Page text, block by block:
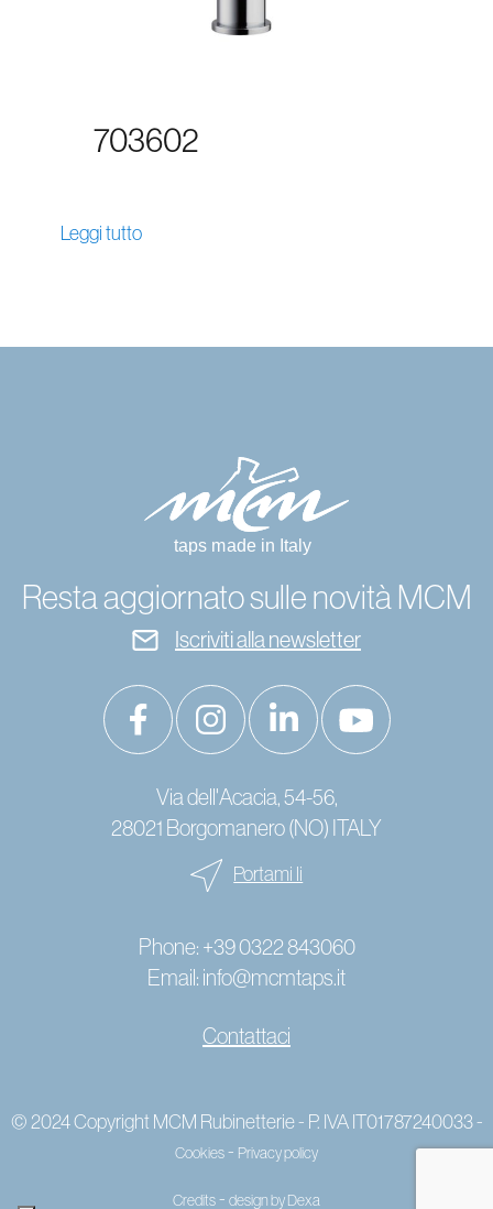
703602
Leggi tutto
Resta aggiornato sulle novità MCM
Iscriviti alla newsletter
Via dell'Acacia, 54-56,
28021 Borgomanero (NO) ITALY
Portami li
Phone: +39 0322 843060
Email: info@mcmtaps.it
Contattaci
© 2024 Copyright MCM Rubinetterie - P. IVA IT01787240033 -
Cookies- Privacy policy
Credits- design by Dexa